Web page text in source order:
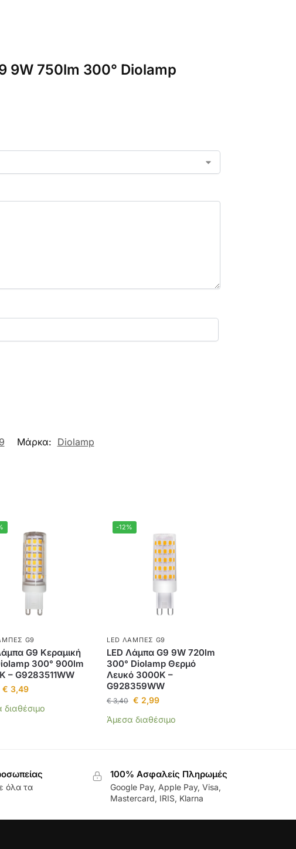
9W 750lm 300° Diolamp
Μάρκα: Diolamp
G9
G9 Κεραμική
300° 900lm
– G9283511WW
€ 3,49
διαθέσιμο
-12%
LED ΛΆΜΠΕΣ G9
LED Λάμπα G9 9W 720lm
300° Diolamp Θερμό
Λευκό 3000K –
G928359WW
€3,40 € 2,99
Άμεσα διαθέσιμο
όλα τα
100% Ασφαλείς Πληρωμές
Google Pay, Apple Pay, Visa,
Mastercard, IRIS, Klarna